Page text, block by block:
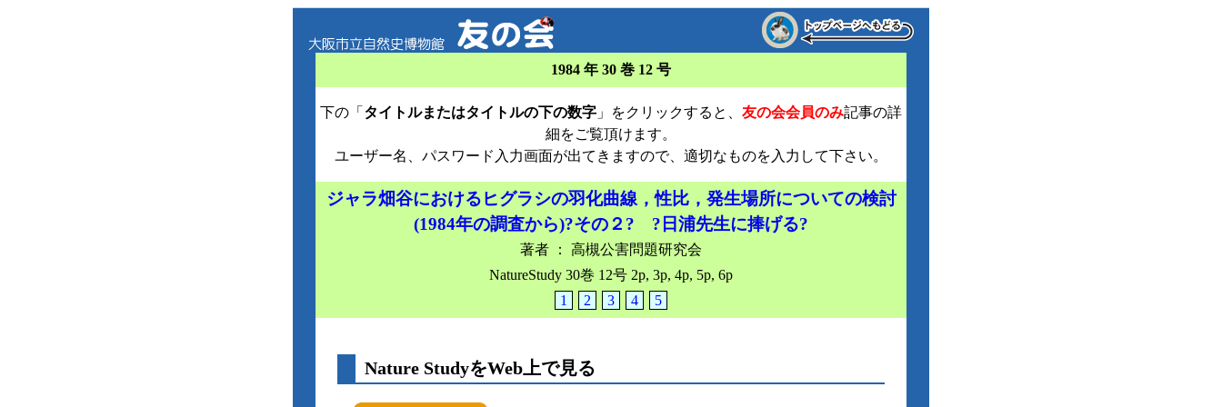
1984 年 30 巻 12 号
下の「 タイトルまたはタイトルの下の数字 」をクリックすると、 友の会会員のみ記事の詳
細をご覧頂けます。
ユーザー名、パスワード入力画面が出てきますので、適切なものを入力して下さい。
ジャラ畑谷におけるヒグラシの羽化曲線，性比，発生場所についての検討
(1984年の調査から)?その２? ?日浦先生に捧げる?
著者 ： 高槻公害問題研究会
NatureStudy 30巻 12号 2p, 3p, 4p, 5p, 6p
1
2 3 4 5
Nature StudyをWeb上で見る